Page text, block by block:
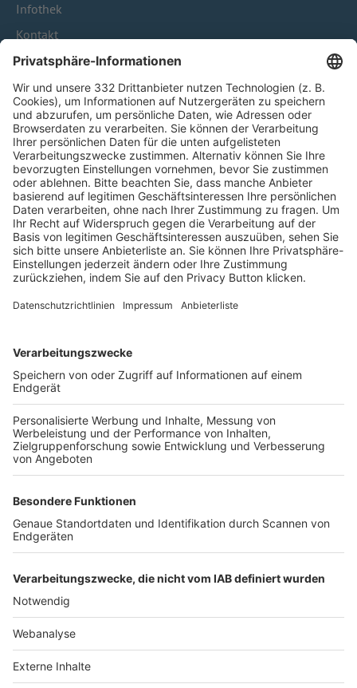
Infothek
Kontakt
HÄUFIG BESUCHTE SEITEN
Pässe und Vereinswechsel
Trainerausbildung
Schulungsangebot Vereinsmitarbeiter
BFV-Geschäftsstellen
Trainerbörse
Login SpielPlus
FOLGE DEM BFV
TOP-VEREINE
TOP-PARTNER
Nutzungsbedingungen Datenschutz Impressum